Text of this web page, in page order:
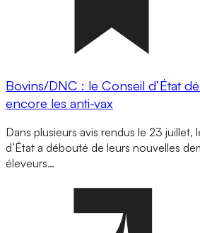
Bovins/DNC : le Conseil d’État
encore les anti-vax
Dans plusieurs avis rendus le 23 juillet,
d’État a débouté de leurs nouvelles
éleveurs…